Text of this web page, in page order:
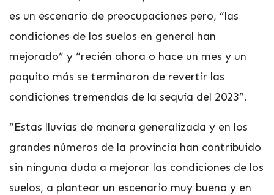
es un escenario de preocupaciones pero, “las
condiciones de los suelos en general han
mejorado” y “recién ahora o hace un mes y un
poquito más se terminaron de revertir las
condiciones tremendas de la sequía del 2023”.
“Estas lluvias de manera generalizada y en los
grandes números de la provincia han contribuido
sin ninguna duda a mejorar las condiciones de los
suelos, a plantear un escenario muy bueno y en